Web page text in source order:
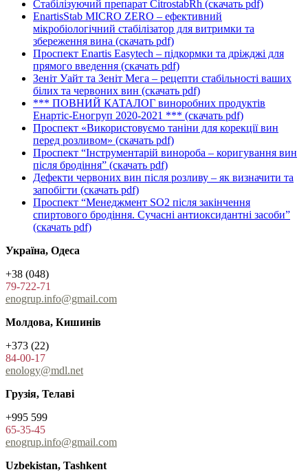
Стабілізуючий препарат CitrostabRh (cкачать pdf)
EnartisStab MICRO ZERO – ефективний
мікробіологічний стабілізатор для витримки та
збереження вина (cкачать pdf)
Проспект Enartis Easytech – підкормки та дріжджі для
прямого введення (cкачать pdf)
Зеніт Уайт та Зеніт Мега – рецепти стабільності ваших
білих та червоних вин (cкачать pdf)
*** ПОВНИЙ КАТАЛОГ виноробних продуктів
Енартіс-Еногруп 2020-2021 *** (cкачать pdf)
Проспект «Використовуємо таніни для корекції вин
перед розливом» (cкачать pdf)
Проспект “Інструментарій винороба – коригування вин
після бродіння” (cкачать pdf)
Дефекти червоних вин після розливу – як визначити та
запобігти (cкачать pdf)
Проспект “Менеджмент SO2 після закінчення
спиртового бродіння. Сучасні антиоксидантні засоби”
(cкачать pdf)
Україна, Одеса
+38 (048)
79-722-71
enogrup.info@gmail.com
Молдова, Кишинів
+373 (22)
84-00-17
enology@mdl.net
Грузія, Телаві
+995 599
65-35-45
enogrup.info@gmail.com
Uzbekistan, Tashkent